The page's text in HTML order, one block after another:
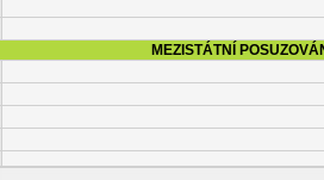
MEZISTÁTNÍ